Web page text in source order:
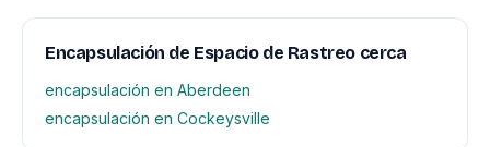
Encapsulación de Espacio de Rastreo cerca
encapsulación en Aberdeen
encapsulación en Cockeysville